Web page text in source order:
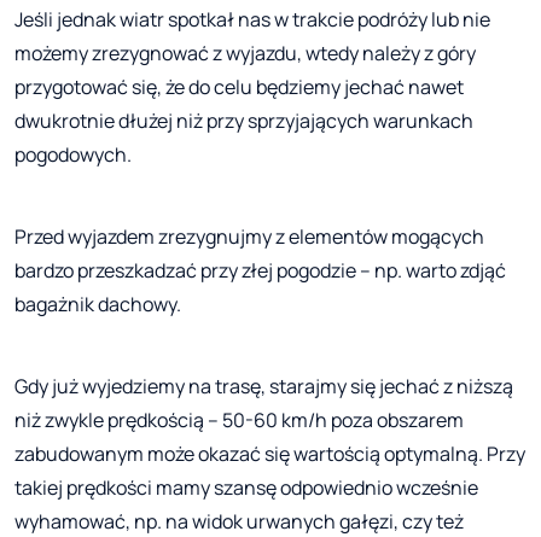
Jeśli jednak wiatr spotkał nas w trakcie podróży lub nie
możemy zrezygnować z wyjazdu, wtedy należy z góry
przygotować się, że do celu będziemy jechać nawet
dwukrotnie dłużej niż przy sprzyjających warunkach
pogodowych.
Przed wyjazdem zrezygnujmy z elementów mogących
bardzo przeszkadzać przy złej pogodzie – np. warto zdjąć
bagażnik dachowy.
Gdy już wyjedziemy na trasę, starajmy się jechać z niższą
niż zwykle prędkością – 50-60 km/h poza obszarem
zabudowanym może okazać się wartością optymalną. Przy
takiej prędkości mamy szansę odpowiednio wcześnie
wyhamować, np. na widok urwanych gałęzi, czy też